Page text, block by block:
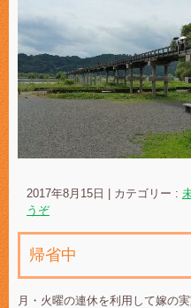
2017年8月15日 カテゴリー :
うぞ
帰省中
月・火曜の連休を利用して嫁の実